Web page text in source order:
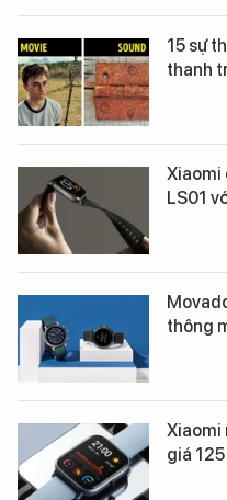
15 sự
thanh
Xiaomi
LS01
thông
Xiaomi
giá 125